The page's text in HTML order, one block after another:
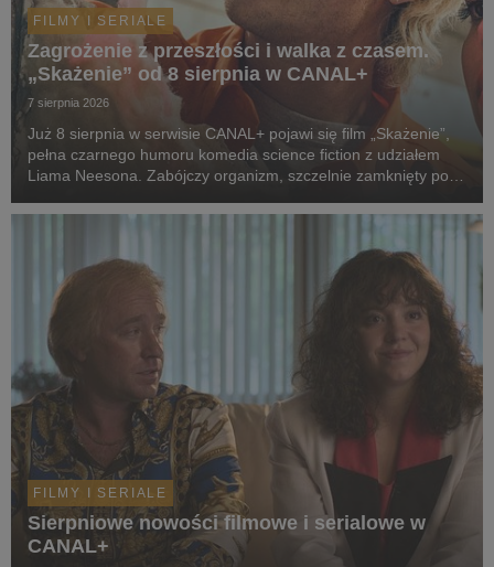
FILMY I SERIALE
Zagrożenie z przeszłości i walka z czasem.
„Skażenie” od 8 sierpnia w CANAL+
7 sierpnia 2026
Już 8 sierpnia w serwisie CANAL+ pojawi się film „Skażenie”,
pełna czarnego humoru komedia science fiction z udziałem
Liama Neesona. Zabójczy organizm, szczelnie zamknięty pod
nadzieją ludzkości staje się dwoje spóźni...
FILMY I SERIALE
Sierpniowe nowości filmowe i serialowe w
CANAL+